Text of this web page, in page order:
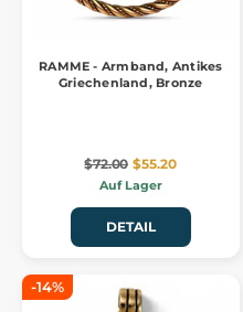
RAMME - Armband, Antikes
Griechenland, Bronze
$72.00 $55.20
Auf Lager
DETAIL
-14%